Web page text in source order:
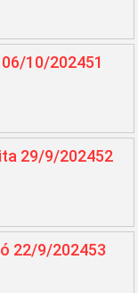
10/202451
29/9/202452
22/9/202453